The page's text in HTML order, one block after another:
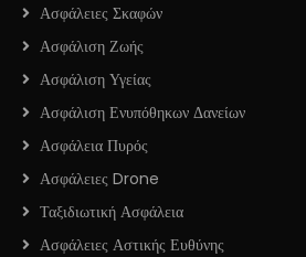
Ασφάλειες Σκαφών
Ασφάλιση Ζωής
Ασφάλιση Υγείας
Ασφάλιση Ενυπόθηκων Δανείων
Ασφάλεια Πυρός
Ασφάλειες Drone
Ταξιδιωτική Ασφάλεια
Ασφάλειες Αστικής Ευθύνης